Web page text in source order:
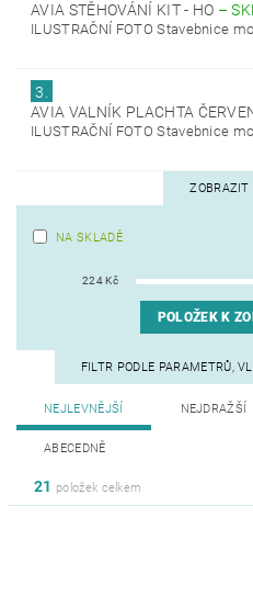
AVIA STĚHOVÁNÍ KIT - HO –
ILUSTRAČNÍ FOTO Stavebnice
3.
AVIA VALNÍK PLACHTA
ILUSTRAČNÍ FOTO Stavebnice
ZOBRAZIT
NA SKLADĚ
224Kč
POLOŽEK K
FILTR PODLE PARAMETRŮ,
NEJLEVNĚJŠÍ NEJDRAŽŠÍ
ABECEDNĚ
21 položek celkem